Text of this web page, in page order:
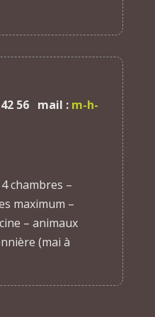
42 56 mail : m-h-
chambres –
maximum –
– animaux
(mai à